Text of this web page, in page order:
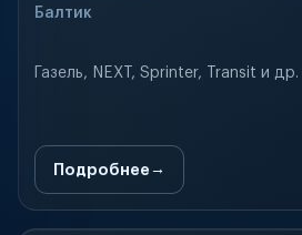
Балтик
Газель, NEXT, Sprinter, Transit и др.
Подробнее